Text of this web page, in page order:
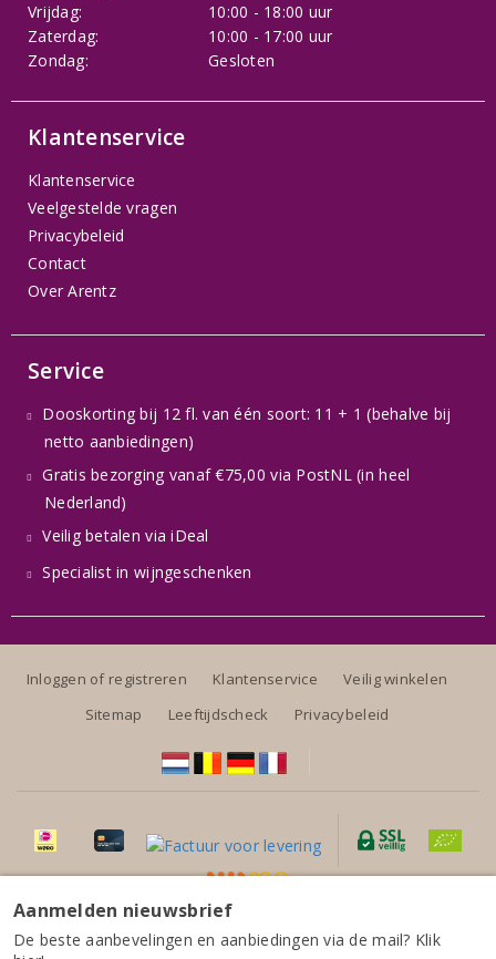
Weingut August Kesseler Rheingau The Daily August
Riesling Trocken 2024
Vrijdag:
10:00 - 18:00 uur
Zaterdag:
10:00 - 17:00 uur
Zondag:
Gesloten
Klantenservice
Klantenservice
Veelgestelde vragen
Privacybeleid
Contact
Over Arentz
Service
Dooskorting bij 12 fl. van één soort: 11 + 1 (behalve bij
netto aanbiedingen)
Gratis bezorging vanaf €75,00 via PostNL (in heel
Nederland)
Veilig betalen via iDeal
Specialist in wijngeschenken
Inloggen of registreren Klantenservice
Veilig winkelen
Sitemap
Leeftijdscheck Privacybeleid
Aanmelden nieuwsbrief
De beste aanbevelingen en aanbiedingen via de mail? Klik